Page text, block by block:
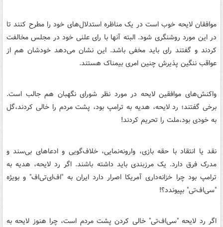
موافقان لایحه خوب است در یک مناظره استدلال‌های خود را مطرح کنند تا
در این مورد روشنگری شود. البته آنها با رای علنی خود در مجلس مخالفت
کردند و گفتند رای باید مخفی باشد. این نشان می‌دهد خودشان هم از
عواقب ننگین پذیرش چنین امری بیمناک هستند.
واکنش‌های موافقین لایحه در مورد نظر شورای نگهبان هم جالب است.
برخی گفتند؛ رد لایحه، هدیه به ترامپ بود، پشت مردم را خالی کردند،گل
به خودی بود،ملت را تحریم کردند!
نقد یا انتقاد با حقه بازی، وارونه‌نمایی، خلاف‌گویی و ادعاهای بی‌سند و
مدرک فرق دارد. یک مرزبندی باید داشته باشند. اگر رد لایحه، هدیه به
ترامپ بود چرا خزانه‌داری آمریکا اصرار دارد ایران به "اف‌ای‌تی‌اف" و بویژه
"سی‌اف‌تی" بپیوندد؟!
اگر رد لایحه "سی‌اف‌تی" خالی کردن پشت مردم است، چرا هنوز لایحه به